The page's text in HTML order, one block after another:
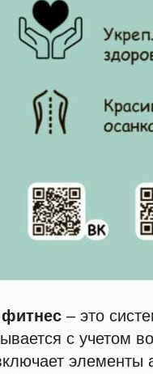
фитнес – это
с учетом
элементы